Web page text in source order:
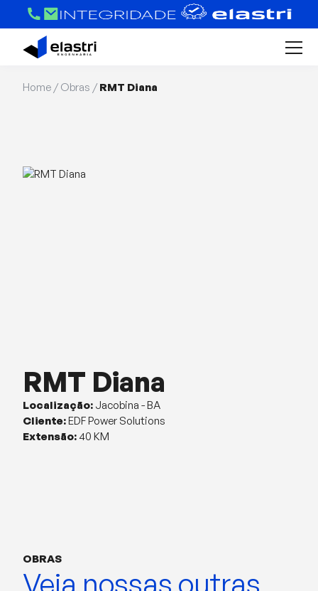
Home /Obras /RMT Diana
RMT Diana
Localização: Jacobina - BA
Cliente:EDF Power Solutions
Extensão: 40 KM
OBRAS
Veja nossas outras